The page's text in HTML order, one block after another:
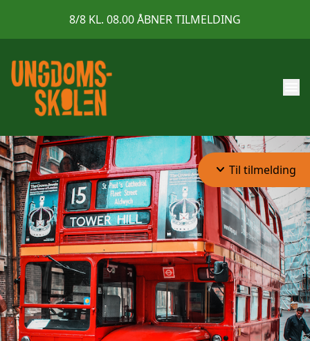
8/8 KL. 08.00 ÅBNER TILMELDING
keyboard_arrow_down Til tilmelding